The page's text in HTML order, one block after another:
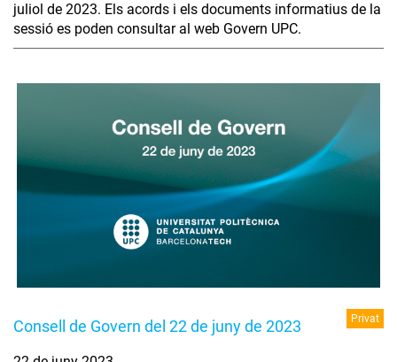
juliol de 2023. Els acords i els documents informatius de la
sessió es poden consultar al web Govern UPC.
Consell de Govern del 22 de juny de 2023 Privat